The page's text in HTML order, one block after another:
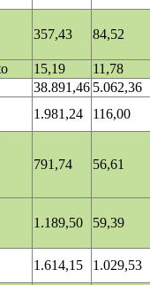
357,43 84,52
15,19
11,78
38.891,46 5.062,36
1.981,24
116,00
791,74 56,61
1.189,50 59,39
1.614,15
1.029,53